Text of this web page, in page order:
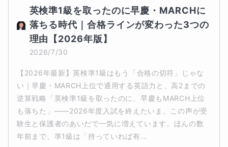
英検準1級を取ったのに早慶・MARCHに
落ちる時代｜合格ラインが変わった3つの
理由【2026年版】
2026/7/30
【2026年最新】英検準1級はもう「合格の切符」じゃな
い｜早慶・MARCH上位で通用する英語力と、高2までの
逆算戦略「英検準1級を取ったのに、早慶もMARCH上位
も落ちた」——2026年度入試を終えたいま、この声が受
験生と保護者のあいだで一気に増えています。ほんの数
年前まで、準1級は「持っていれば有...